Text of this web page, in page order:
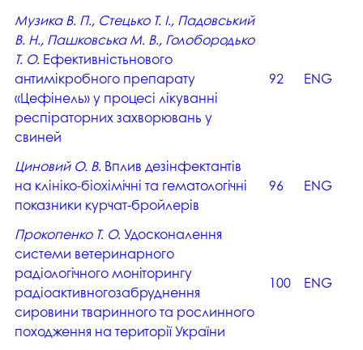
Музика В. П., Стецько Т. І., Падовський
В. Н., Пашковська М. В., Голобородько
Т. О. Ефективністьнового
антимікробного препарату
«Цефінель» у процесі лікуванні
респіраторних захворювань у
свиней
92 ENG
Циновий О. В. Вплив дезінфектантів
на клініко-біохімічні та гематологічні
показники курчат-бройлерів
96 ENG
Прокопенко Т. О. Удосконалення
системи ветеринарного
радіологічного моніторингу
радіоактивногозабруднення
сировини тваринного та рослинного
походження на території України
100 ENG